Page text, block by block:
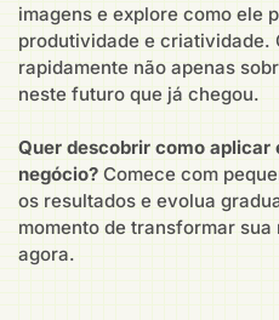
imagens e explore como ele
produtividade e criatividade.
rapidamente não apenas
neste futuro que já chegou.
Quer descobrir como aplicar
negócio? Comece com
os resultados e evolua
momento de transformar
agora.